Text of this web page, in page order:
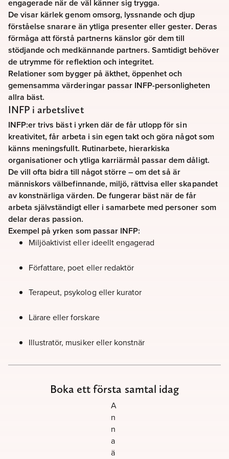
engagerade när de väl känner sig trygga.
De visar kärlek genom omsorg, lyssnande och djup
förståelse snarare än ytliga presenter eller gester. Deras
förmåga att förstå partnerns känslor gör dem till
stödjande och medkännande partners. Samtidigt behöver
de utrymme för reflektion och integritet.
Relationer som bygger på äkthet, öppenhet och
gemensamma värderingar passar INFP-personligheten
allra bäst.
INFP i arbetslivet
INFP:er trivs bäst i yrken där de får utlopp för sin
kreativitet, får arbeta i sin egen takt och göra något som
känns meningsfullt. Rutinarbete, hierarkiska
organisationer och ytliga karriärmål passar dem dåligt.
De vill ofta bidra till något större – om det så är
människors välbefinnande, miljö, rättvisa eller skapandet
av konstnärliga värden. De fungerar bäst när de får
arbeta självständigt eller i samarbete med personer som
delar deras passion.
Exempel på yrken som passar INFP:
Miljöaktivist eller ideellt engagerad
Författare, poet eller redaktör
Terapeut, psykolog eller kurator
Lärare eller forskare
Illustratör, musiker eller konstnär
Boka ett första samtal idag
A
n
n
a
ä